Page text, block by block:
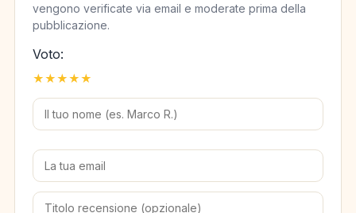
vengono verificate via email e moderate prima della
pubblicazione.
Voto:
★
★
★
★
★